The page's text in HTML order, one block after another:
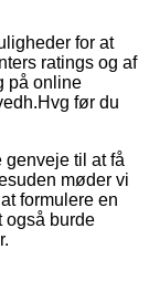
for at
ratings og af
på online
før du
genveje til at få
møder vi
formulere en
også burde